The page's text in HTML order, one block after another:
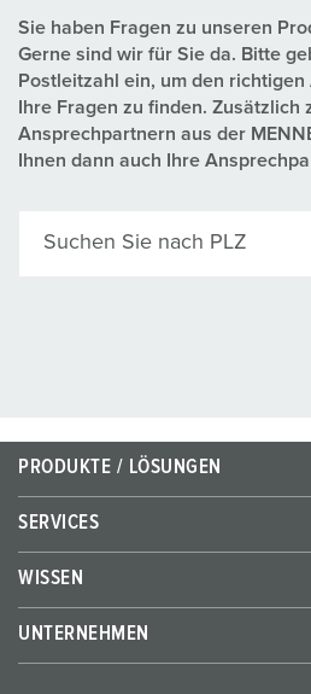
Sie haben Fragen zu unseren
Gerne sind wir für Sie da. Bitte
Postleitzahl ein, um den
Ihre Fragen zu finden. Zusätzlich
Ansprechpartnern aus der
Ihnen dann auch Ihre
Suchen Sie nach PLZ
PRODUKTE / LÖSUNGEN
SERVICES
WISSEN
UNTERNEHMEN